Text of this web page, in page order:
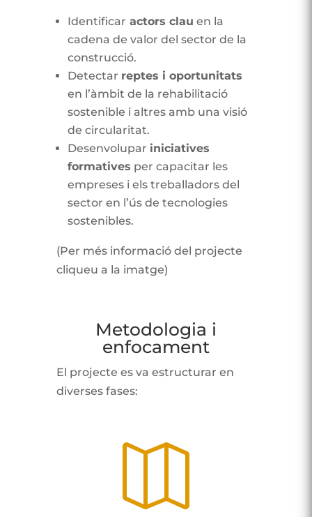
Identificar actors clau en la
cadena de valor del sector de la
construcció.
Detectar reptes i oportunitats
en l’àmbit de la rehabilitació
sostenible i altres amb una visió
de circularitat.
Desenvolupar iniciatives
formatives per capacitar les
empreses i els treballadors del
sector en l’ús de tecnologies
sostenibles.
(Per més informació del projecte
cliqueu a la imatge)
Metodologia i
enfocament
El projecte es va estructurar en
diverses fases:
